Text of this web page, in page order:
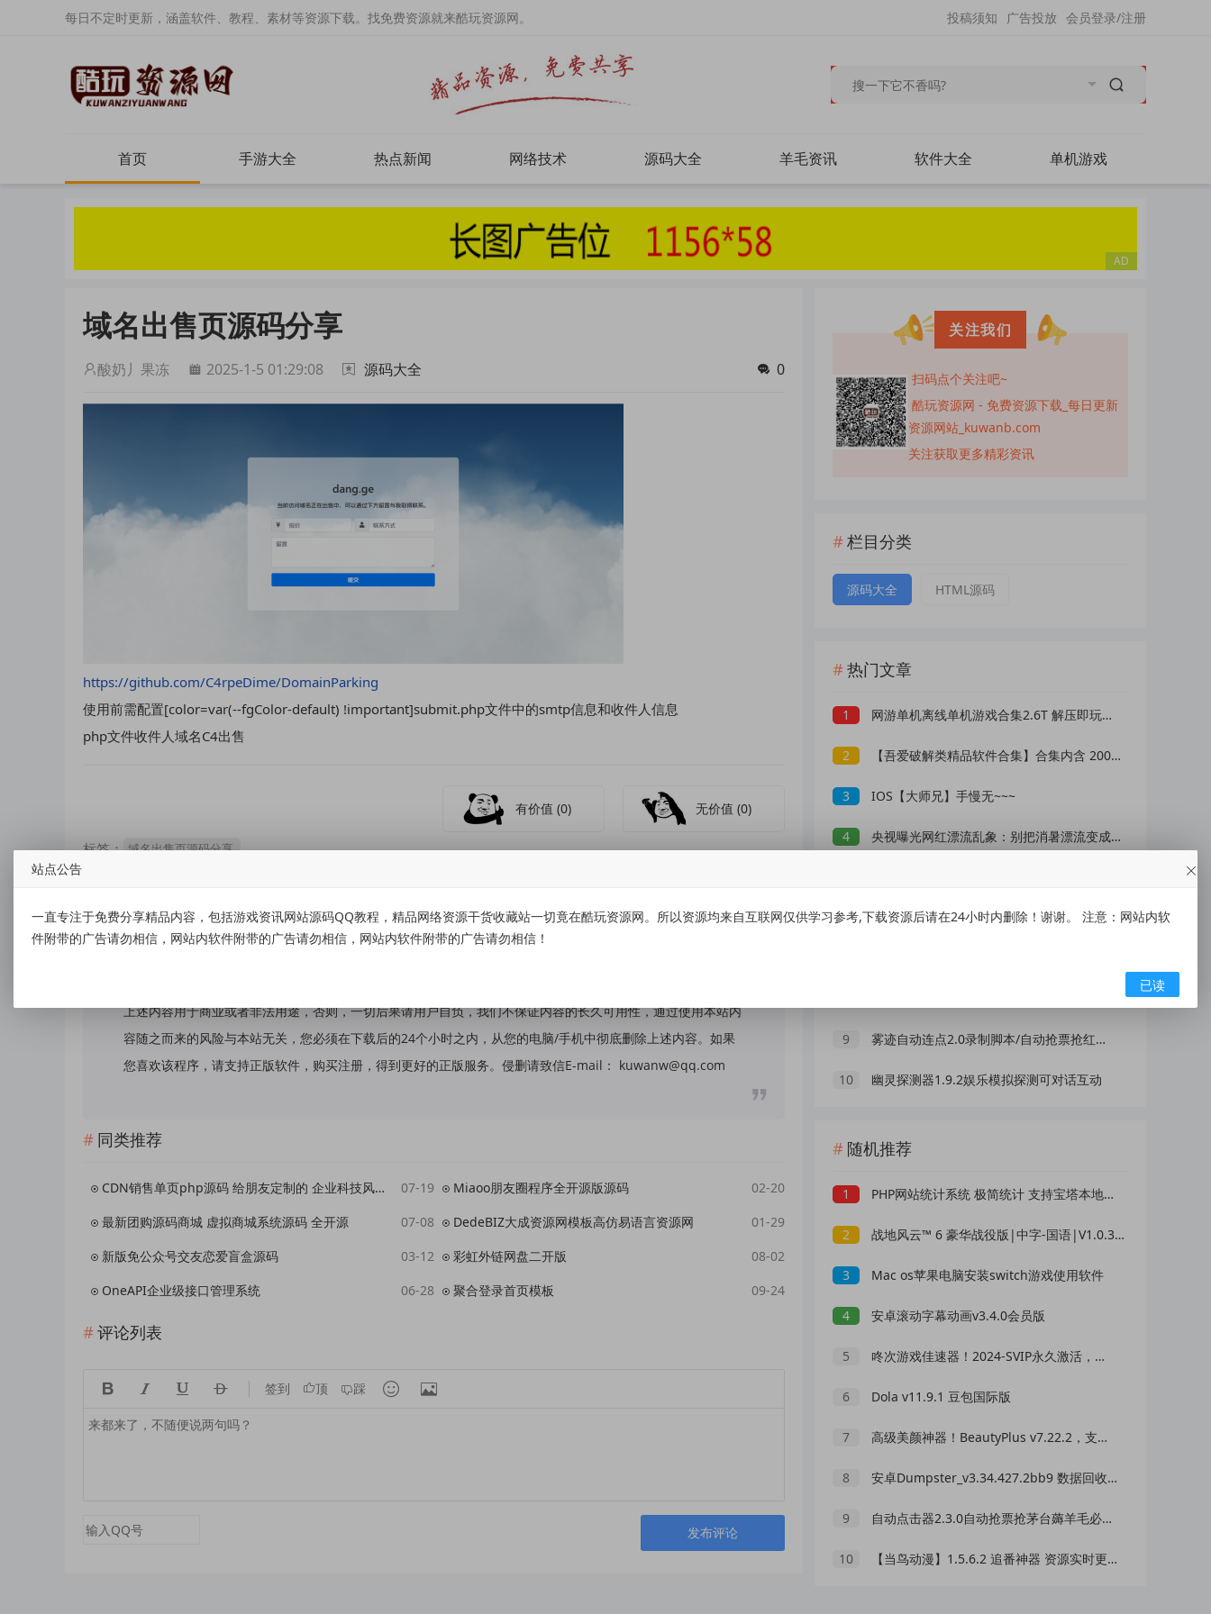
每日不定时更新，涵盖软件、教程、素材等资源下载。找免费资源就来酷玩资源网。 会员登录/注册
广告投放
投稿须知
首页 手游大全 热点新闻 网络技术 源码大全 羊毛资讯 软件大全 单机游戏
域名出售页源码分享
酸奶丿果冻 2025-1-5 01:29:08 源码大全 0
https://github.com/C4rpeDime/DomainParking
使用前需配置[color=var(--fgColor-default) !important]submit.php文件中的smtp信息和收件人信息
php文件收件人域名C4出售
有价值(0) 无价值(0)
标签： 域名出售页源码分享
免责声明：
上述内容用于商业或者非法用途，否则，一切后果请用户自负，我们不保证内容的长久可用性，通过使用本站内
容随之而来的风险与本站无关，您必须在下载后的24个小时之内，从您的电脑/手机中彻底删除上述内容。如果
您喜欢该程序，请支持正版软件，购买注册，得到更好的正版服务。侵删请致信E-mail： kuwanw@qq.com
同类推荐
CDN销售单页php源码 给朋友定制的 企业科技风格 免费分享给大家对接的LECDN 你们自己 07-19 Miaoo朋友圈程序全开源版源码
02-20
最新团购源码商城 虚拟商城系统源码 全开源
07-08 DedeBIZ大成资源网模板高仿易语言资源网
01-29
新版免公众号交友恋爱盲盒源码
03-12 彩虹外链网盘二开版
08-02
OneAPI企业级接口管理系统
06-28 聚合登录首页模板 09-24
评论列表
    签到 顶 踩  
发布评论
关注我们
扫码点个关注吧~
酷玩资源网 - 免费资源下载_每日更新
资源网站_kuwanb.com
关注获取更多精彩资讯
栏目分类
源码大全 HTML源码
热门文章
1 网游单机离线单机游戏合集2.6T 解压即玩 网盘下载 一键端免安装免配置
2 【吾爱破解类精品软件合集】合集内含 2000 +实用工具 【1.5GB】
3 IOS【大师兄】手慢无~~~
4 央视曝光网红漂流乱象：别把消暑漂流变成一场冒险赌命
6 瑞幸咖啡抽1万份饮品免单券
9 雾迹自动连点2.0录制脚本/自动抢票抢红包/游戏脚本
10 幽灵探测器1.9.2娱乐模拟探测可对话互动
随机推荐
1 PHP网站统计系统 极简统计 支持宝塔本地部署
2 战地风云™ 6 豪华战役版|中字-国语|V1.0.39Fix+全DLC+预购奖励|解压即撸|
3 Mac os苹果电脑安装switch游戏使用软件
4 安卓滚动字幕动画v3.4.0会员版
5 咚次游戏佳速器！2024-SVIP永久激活，无限使用！！
6 Dola v11.9.1 豆包国际版
7 高级美颜神器！BeautyPlus v7.22.2，支持4K高清拍摄+视频美颜！
8 安卓Dumpster_v3.34.427.2bb9 数据回收站恢复工具
9 自动点击器2.3.0自动抢票抢茅台薅羊毛必备神器
10 【当鸟动漫】1.5.6.2 追番神器 资源实时更新 无广告
站点公告
一直专注于免费分享精品内容，包括游戏资讯网站源码QQ教程，精品网络资源干货收藏站一切竟在酷玩资源网。所以资源均来自互联网仅供学习参考,下载资源后请在24小时内删除！谢谢。 注意：网站内软
件附带的广告请勿相信，网站内软件附带的广告请勿相信，网站内软件附带的广告请勿相信！
已读